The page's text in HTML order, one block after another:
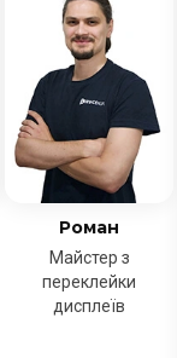
Роман
Майстер з
переклейки
дисплеїв